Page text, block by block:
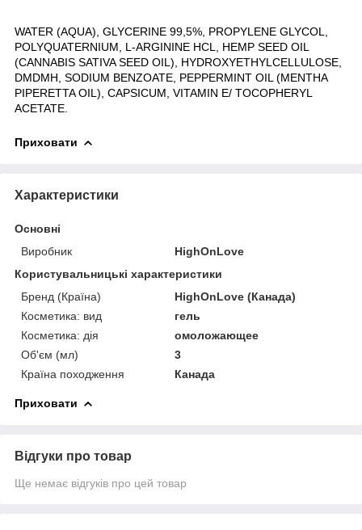
WATER (AQUA), GLYCERINE 99,5%, PROPYLENE GLYCOL,
POLYQUATERNIUM, L-ARGININE HCL, HEMP SEED OIL
(CANNABIS SATIVA SEED OIL), HYDROXYETHYLCELLULOSE,
DMDMH, SODIUM BENZOATE, PEPPERMINT OIL (MENTHA
PIPERETTA OIL), CAPSICUM, VITAMIN E/ TOCOPHERYL
ACETATE.
Приховати
Характеристики
Основні
Виробник
HighOnLove
Користувальницькі характеристики
Бренд (Країна)
HighOnLove (Канада)
Косметика: вид
гель
Косметика: дія
омоложающее
Об'єм (мл)
3
Країна походження
Канада
Приховати
Відгуки про товар
Ще немає відгуків про цей товар